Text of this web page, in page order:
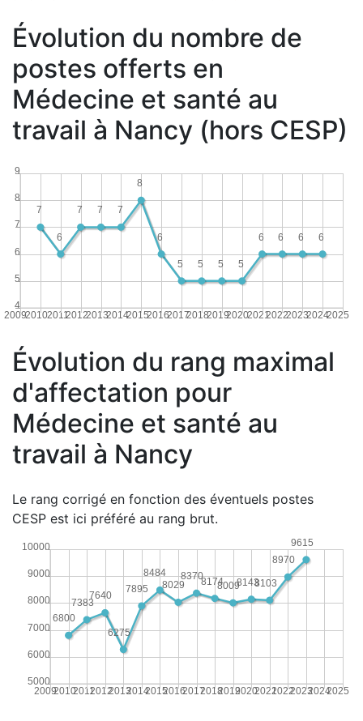
Évolution du nombre de
postes offerts en
Médecine et santé au
travail à Nancy (hors CESP)
20092010201120122013201420152016201720182019202020212022202320242025
4
5
6
7
8
9
6
6
6
6
5
5
5
5
6
8
7
7
7
6
7
Évolution du rang maximal
d'affectation pour
Médecine et santé au
travail à Nancy
Le rang corrigé en fonction des éventuels postes
CESP est ici préféré au rang brut.
20092010201120122013201420152016201720182019202020212022202320242025
5000
6000
7000
8000
9000
10000
9615
8970
8103
8143
8009
8174
8370
8029
8484
7895
6275
7640
7383
6800